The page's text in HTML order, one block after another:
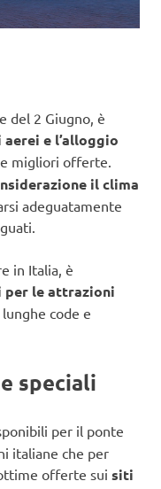
del 2 Giugno, è
e l’alloggio
migliori offerte.
il clima
adeguatamente
in Italia, è
le attrazioni
code e
speciali
per il ponte
italiane che per
offerte sui siti